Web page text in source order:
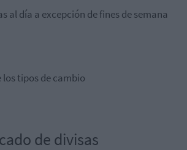
al día a excepción de fines de semana
los tipos de cambio
de divisas